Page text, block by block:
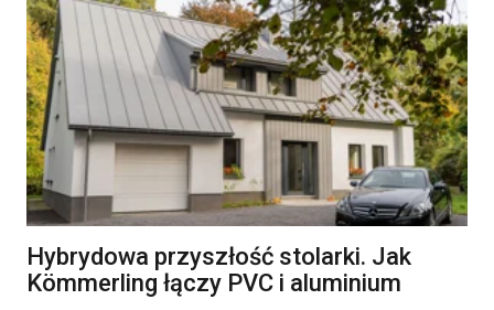
Hybrydowa przyszłość stolarki. Jak
Kömmerling łączy PVC i aluminium